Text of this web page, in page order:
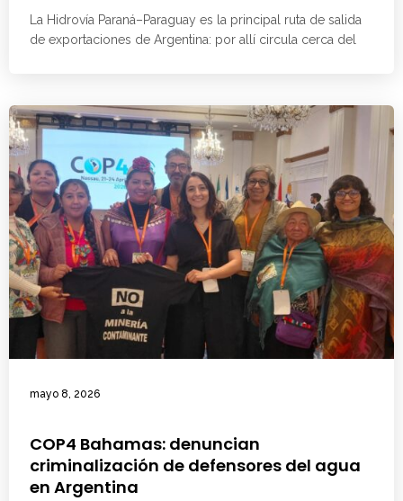
La Hidrovía Paraná–Paraguay es la principal ruta de salida
de exportaciones de Argentina: por allí circula cerca del
mayo 8, 2026
COP4 Bahamas: denuncian
criminalización de defensores del agua
en Argentina